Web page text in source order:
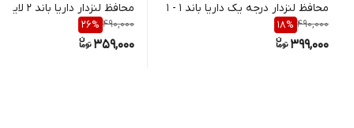
محافظ لنزدار درجه یک داریا باند 1 - 1
Daria Bond
490,000
18%
399,000
Bond 2 Lite
490,000
26%
359,000